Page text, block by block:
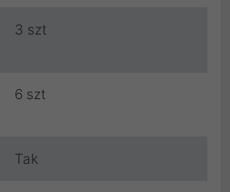
3 szt
6 szt
Tak